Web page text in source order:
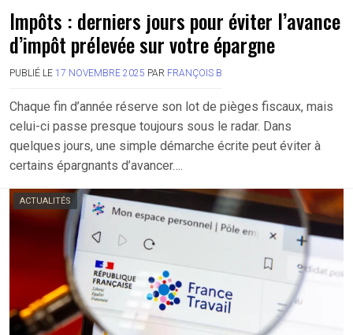
Impôts : derniers jours pour éviter l’avance
d’impôt prélevée sur votre épargne
PUBLIÉ LE 17 NOVEMBRE 2025 PAR FRANÇOIS B
Chaque fin d’année réserve son lot de pièges fiscaux, mais
celui-ci passe presque toujours sous le radar. Dans
quelques jours, une simple démarche écrite peut éviter à
certains épargnants d’avancer….
ACTUALITÉS